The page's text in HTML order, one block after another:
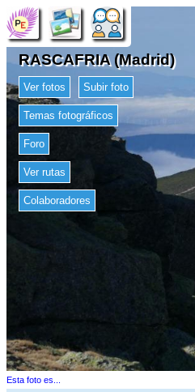
RASCAFRIA (Madrid)
Ver fotos Subir foto
Temas fotográficos
Foro
Ver rutas
Colaboradores
Esta foto es...